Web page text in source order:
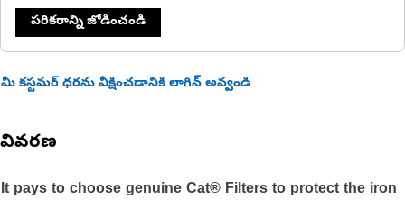
పరికరాన్ని జోడించండి
మీ కస్టమర్ ధరను వీక్షించడానికి లాగిన్ అవ్వండి
వివరణ
It pays to choose genuine Cat® Filters to protect the iron